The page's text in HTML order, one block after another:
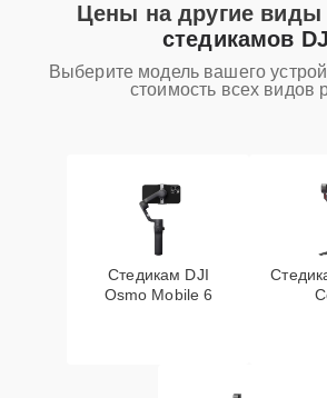
Цены на другие виды
стедикамов
Выберите модель вашего
стоимость всех видов
Стедикам DJI
Osmo Mobile 6